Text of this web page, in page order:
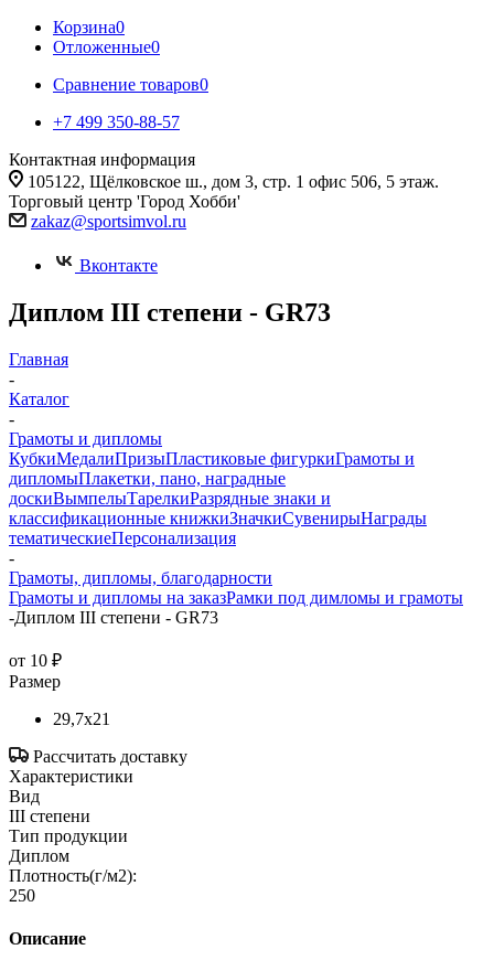
Корзина0
Отложенные0
Сравнение товаров0
+7 499 350-88-57
Контактная информация
105122, Щёлковское ш., дом 3, стр. 1 офис 506, 5 этаж.
Торговый центр 'Город Хобби'
zakaz@sportsimvol.ru
Вконтакте
Диплом III степени - GR73
Главная
-
Каталог
-
Грамоты и дипломы
КубкиМедалиПризыПластиковые фигуркиГрамоты и
дипломыПлакетки, пано, наградные
доскиВымпелыТарелкиРазрядные знаки и
классификационные книжкиЗначкиСувенирыНаграды
тематическиеПерсонализация
-
Грамоты, дипломы, благодарности
Грамоты и дипломы на заказРамки под димломы и грамоты
-Диплом III степени - GR73
от 10 ₽
Размер
29,7x21
Рассчитать доставку
Характеристики
Вид
III степени
Тип продукции
Диплом
Плотность(г/м2):
250
Описание